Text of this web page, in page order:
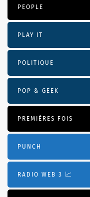
PEOPLE
PLAY IT
POLITIQUE
POP & GEEK
PREMIÈRES FOIS
PUNCH
RADIO WEB 3 📈